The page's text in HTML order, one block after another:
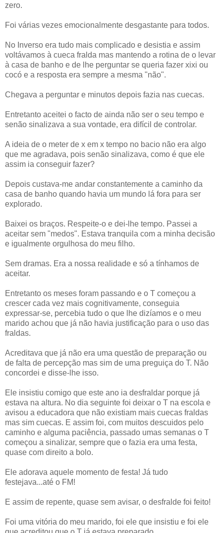
zero.
Foi várias vezes emocionalmente desgastante para todos.
No Inverso era tudo mais complicado e desistia e assim
voltávamos à cueca fralda mas mantendo a rotina de o levar
à casa de banho e de lhe perguntar se queria fazer xixi ou
cocó e a resposta era sempre a mesma "não".
Chegava a perguntar e minutos depois fazia nas cuecas.
Entretanto aceitei o facto de ainda não ser o seu tempo e
senão sinalizava a sua vontade, era difícil de controlar.
A ideia de o meter de x em x tempo no bacio não era algo
que me agradava, pois senão sinalizava, como é que ele
assim ia conseguir fazer?
Depois custava-me andar constantemente a caminho da
casa de banho quando havia um mundo lá fora para ser
explorado.
Baixei os braços. Respeite-o e dei-lhe tempo. Passei a
aceitar sem "medos". Estava tranquila com a minha decisão
e igualmente orgulhosa do meu filho.
Sem dramas. Era a nossa realidade e só a tínhamos de
aceitar.
Entretanto os meses foram passando e o T começou a
crescer cada vez mais cognitivamente, conseguia
expressar-se, percebia tudo o que lhe dizíamos e o meu
marido achou que já não havia justificação para o uso das
fraldas.
Acreditava que já não era uma questão de preparação ou
de falta de percepção mas sim de uma preguiça do T. Não
concordei e disse-lhe isso.
Ele insistiu comigo que este ano ia desfraldar porque já
estava na altura. No dia seguinte foi deixar o T na escola e
avisou a educadora que não existiam mais cuecas fraldas
mas sim cuecas. E assim foi, com muitos descuidos pelo
caminho e alguma paciência, passado umas semanas o T
começou a sinalizar, sempre que o fazia era uma festa,
quase com direito a bolo.
Ele adorava aquele momento de festa! Já tudo
festejava...até o FM!
E assim de repente, quase sem avisar, o desfralde foi feito!
Foi uma vitória do meu marido, foi ele que insistiu e foi ele